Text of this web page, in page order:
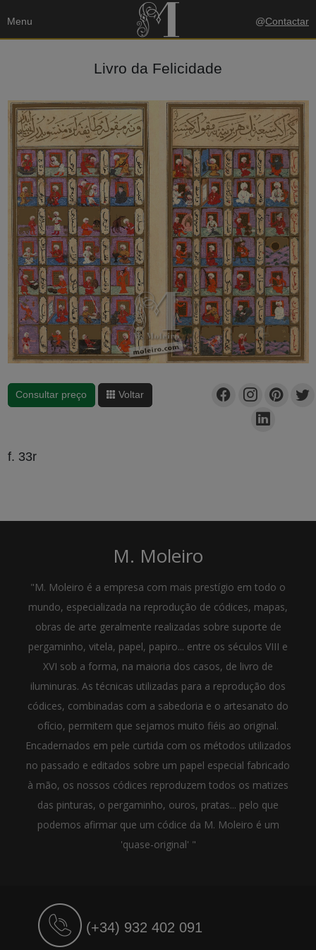
Menu @Contactar
Livro da Felicidade
Consultar preço Voltar
f. 33r
M. Moleiro
"M. Moleiro é a empresa com mais prestígio em todo o
mundo, especializada na reprodução de códices, mapas,
obras de arte geralmente realizadas sobre suporte de
pergaminho, vitela, papel, papiro... entre os séculos VIII e
XVI sob a forma, na maioria dos casos, de livro de
iluminuras. As técnicas utilizadas para a reprodução dos
códices, combinadas com a sabedoria e o artesanato do
ofício, permitem que sejamos muito fiéis ao original.
Encadernados em pele curtida com os métodos utilizados
no passado e editados sobre um papel especial fabricado
à mão, os nossos códices reproduzem todos os matizes
das pinturas, o pergaminho, ouros, pratas... pelo que
podemos afirmar que um códice da M. Moleiro é um
'quase-original' "
(+34) 932 402 091